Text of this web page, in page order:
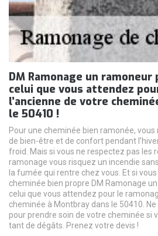
DM Ramonage un ramoneur
celui que vous attendez
l’ancienne de votre
le 50410 !
Pour une cheminée bien ramonée,
de bien-être et de confort pendant
froid. Mais si vous ne respectez pas les
ramonage vous risquez un incendie
la fumée qui rentre chez vous. Et si
cheminée bien propre DM Ramonage
celui que vous attendez pour le
cheminée à Montbray dans le 50410.
pour prendre soin de votre cheminée si
tant de dégâts. Prenez votre devis !